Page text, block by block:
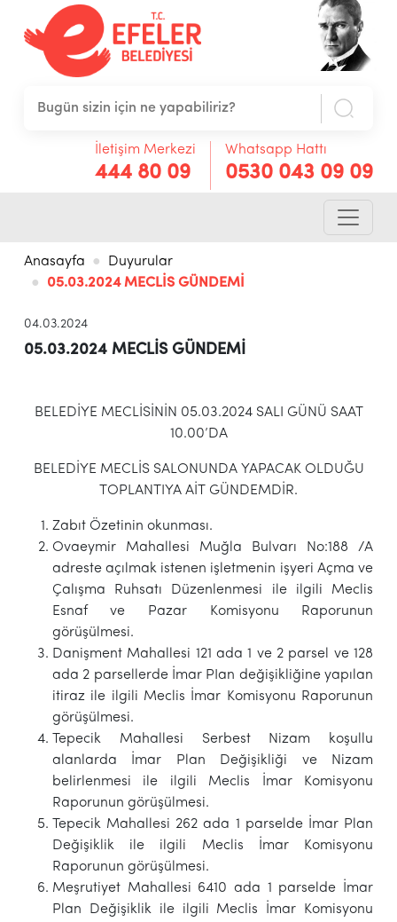
İletişim Merkezi
444 80 09
Whatsapp Hattı
0530 043 09 09
Anasayfa
Duyurular
05.03.2024 MECLİS GÜNDEMİ
04.03.2024
05.03.2024 MECLİS GÜNDEMİ
BELEDİYE MECLİSİNİN 05.03.2024 SALI GÜNÜ SAAT
10.00’DA
BELEDİYE MECLİS SALONUNDA YAPACAK OLDUĞU
TOPLANTIYA AİT GÜNDEMDİR.
Zabıt Özetinin okunması.
Ovaeymir Mahallesi Muğla Bulvarı No:188 /A
adreste açılmak istenen işletmenin işyeri Açma ve
Çalışma Ruhsatı Düzenlenmesi ile ilgili Meclis
Esnaf ve Pazar Komisyonu Raporunun
görüşülmesi.
Danişment Mahallesi 121 ada 1 ve 2 parsel ve 128
ada 2 parsellerde İmar PIan değişikliğine yapılan
itiraz ile ilgili Meclis İmar Komisyonu Raporunun
görüşülmesi.
Tepecik Mahallesi Serbest Nizam koşullu
alanlarda İmar Plan Değişikliği ve Nizam
belirlenmesi ile ilgili Meclis İmar Komisyonu
Raporunun görüşülmesi.
Tepecik Mahallesi 262 ada 1 parselde İmar Plan
Değişiklik ile ilgili Meclis İmar Komisyonu
Raporunun görüşülmesi.
Meşrutiyet Mahallesi 6410 ada 1 parselde İmar
Plan Değişiklik ile ilgili Meclis İmar Komisyonu